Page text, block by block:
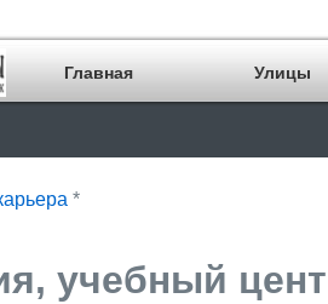
Главная Улицы
*
учебный